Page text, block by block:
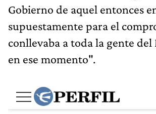
Gobierno de aquel entonces
supuestamente para el
conllevaba a toda la gente
en ese momento".